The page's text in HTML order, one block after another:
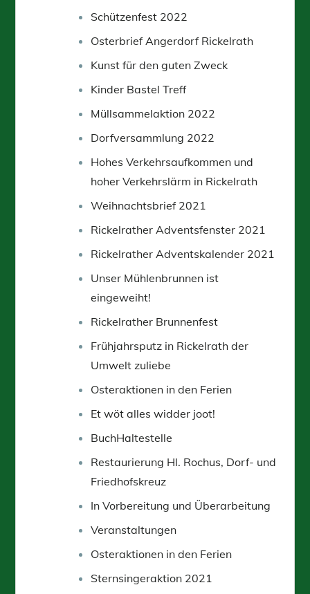
Schützenfest 2022
Osterbrief Angerdorf Rickelrath
Kunst für den guten Zweck
Kinder Bastel Treff
Müllsammelaktion 2022
Dorfversammlung 2022
Hohes Verkehrsaufkommen und
hoher Verkehrslärm in Rickelrath
Weihnachtsbrief 2021
Rickelrather Adventsfenster 2021
Rickelrather Adventskalender 2021
Unser Mühlenbrunnen ist
eingeweiht!
Rickelrather Brunnenfest
Frühjahrsputz in Rickelrath der
Umwelt zuliebe
Osteraktionen in den Ferien
Et wöt alles widder joot!
BuchHaltestelle
Restaurierung Hl. Rochus, Dorf- und
Friedhofskreuz
In Vorbereitung und Überarbeitung
Veranstaltungen
Osteraktionen in den Ferien
Sternsingeraktion 2021